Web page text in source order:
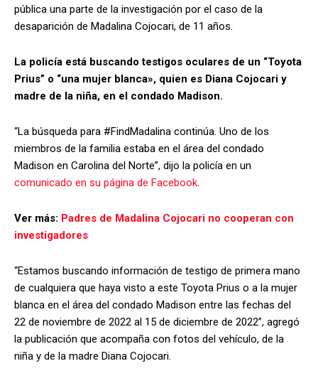
pública una parte de la investigación por el caso de la
desaparición de Madalina Cojocari, de 11 años.
La policía está buscando testigos oculares de un “Toyota
Prius” o “una mujer blanca», quien es Diana Cojocari y
madre de la niña, en el condado Madison.
“La búsqueda para #FindMadalina continúa. Uno de los
miembros de la familia estaba en el área del condado
Madison en Carolina del Norte”, dijo la policía en un
comunicado en su página de Facebook.
Ver más: Padres de Madalina Cojocari no cooperan con
investigadores
“Estamos buscando información de testigo de primera mano
de cualquiera que haya visto a este Toyota Prius o a la mujer
blanca en el área del condado Madison entre las fechas del
22 de noviembre de 2022 al 15 de diciembre de 2022”, agregó
la publicación que acompaña con fotos del vehículo, de la
niña y de la madre Diana Cojocari.